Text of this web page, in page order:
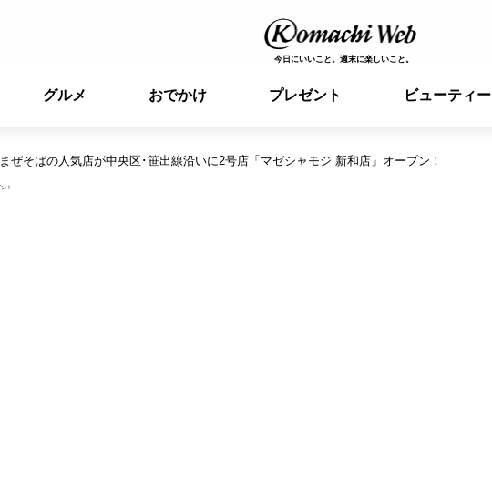
今日にいいこと。週末に楽しいこと。
グルメ おでかけ プレゼント ビューティー
まぜそばの人気店が中央区･笹出線沿いに2号店「マゼシャモジ 新和店」オープン！